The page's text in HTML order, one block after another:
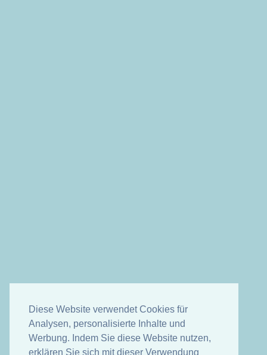
Diese Website verwendet Cookies für
Analysen, personalisierte Inhalte und
Werbung. Indem Sie diese Website nutzen,
erklären Sie sich mit dieser Verwendung